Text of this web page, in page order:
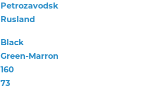
Petrozavodsk
Rusland
Black
Green-Marron
160
73